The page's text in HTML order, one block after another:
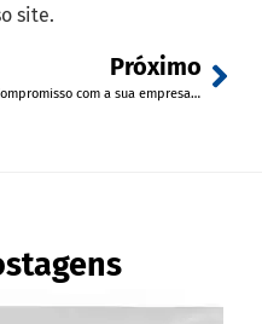
site.
Próximo
Compromisso com a sua empresa e o seu cliente! Conheça o envelope plástico para Nota Fiscal da Gerst